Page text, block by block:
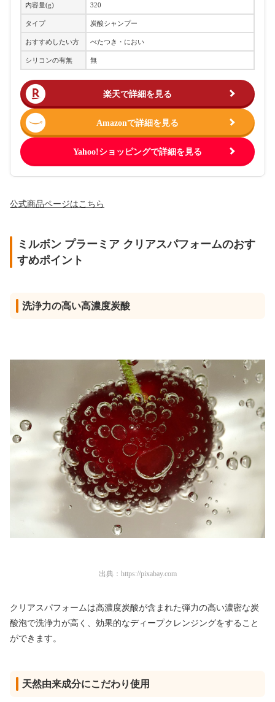
内容量(g) 320
タイプ 炭酸シャンプー
おすすめしたい方 べたつき・におい
シリコンの有無 無
楽天で詳細を見る
Amazonで詳細を見る
Yahoo!ショッピングで詳細を見る
公式商品ページはこちら
ミルボン プラーミア クリアスパフォームのおす
すめポイント
洗浄力の高い高濃度炭酸
出典： https://pixabay.com
クリアスパフォームは高濃度炭酸が含まれた弾力の高い濃密な炭
酸泡で洗浄力が高く、効果的なディープクレンジングをすること
ができます。
天然由来成分にこだわり使用